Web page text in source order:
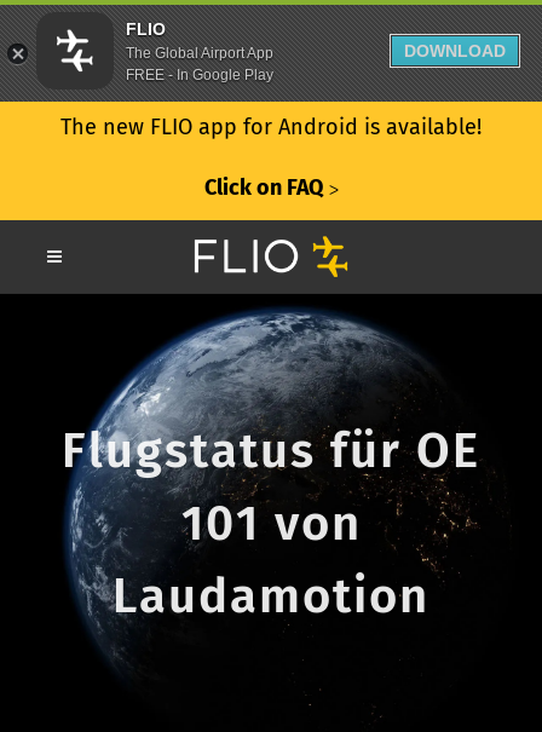
The new FLIO app for Android is available!
Click on FAQ ᐳ
Flugstatus für OE
101 von
Laudamotion
FLIO
The Global Airport App
FREE - In Google Play
DOWNLOAD